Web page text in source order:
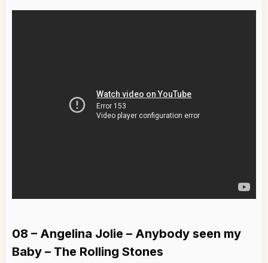
08 – Angelina Jolie – Anybody seen my
Baby – The Rolling Stones